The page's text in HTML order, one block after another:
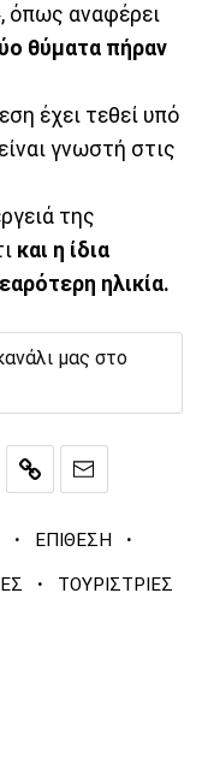
όπως αναφέρει
θύματα πήραν
έχει τεθεί υπό
γνωστή στις
της
και η ίδια
ηλικία.
μας στο
· ΕΠΙΘΕΣΗ ·
· ΤΟΥΡΙΣΤΡΙΕΣ